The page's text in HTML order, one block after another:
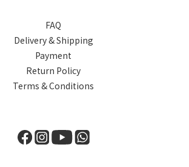
FAQ
Delivery & Shipping
Payment
Return Policy
Terms & Conditions